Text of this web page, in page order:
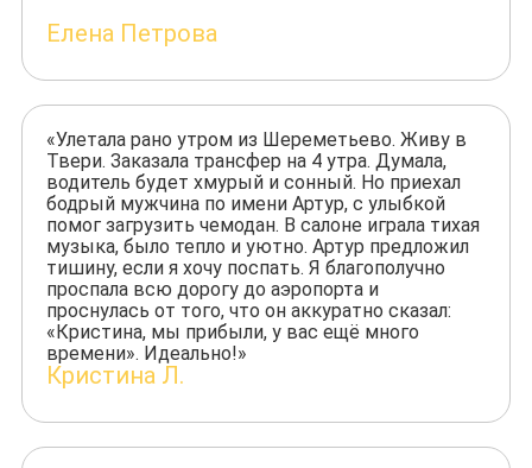
Елена Петрова
«Улетала рано утром из Шереметьево. Живу в
Твери. Заказала трансфер на 4 утра. Думала,
водитель будет хмурый и сонный. Но приехал
бодрый мужчина по имени Артур, с улыбкой
помог загрузить чемодан. В салоне играла тихая
музыка, было тепло и уютно. Артур предложил
тишину, если я хочу поспать. Я благополучно
проспала всю дорогу до аэропорта и
проснулась от того, что он аккуратно сказал:
«Кристина, мы прибыли, у вас ещё много
времени». Идеально!»
Кристина Л.